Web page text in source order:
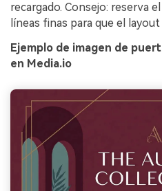
recargado. Consejo: reserva
líneas finas para que el
Ejemplo de imagen de
en Media.io